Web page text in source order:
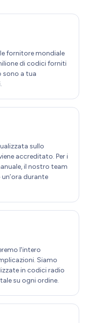
fornitore mondiale
di codici forniti
sono a tua
sullo
accreditato. Per i
il nostro team
durante
l'intero
Siamo
in codici radio
su ogni ordine.